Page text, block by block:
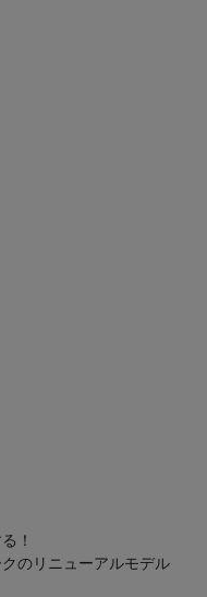
！
のリニューアルモデル